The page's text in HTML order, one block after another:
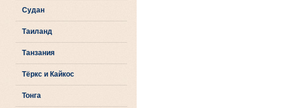
Судан
Таиланд
Танзания
Тёркс и Кайкос
Тонга